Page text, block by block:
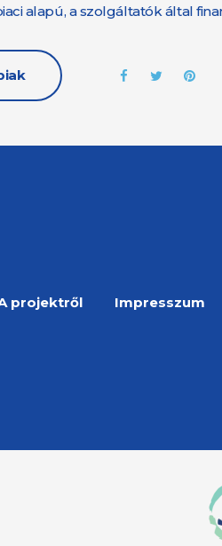
alapú, a szolgáltatók által
projektről Impresszum